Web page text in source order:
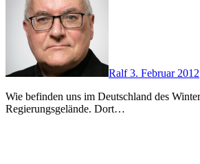
Ralf3. Februar 2012
Wie befinden uns im Deutschland des Winters 2029/2030. Ulrich Anders kommt nach Berlin, um Kai Sander beim Aufbau einer Bibliothek zu unterstützen. Ort der Handlung ist das ehemalige
Regierungsgelände. Dort…